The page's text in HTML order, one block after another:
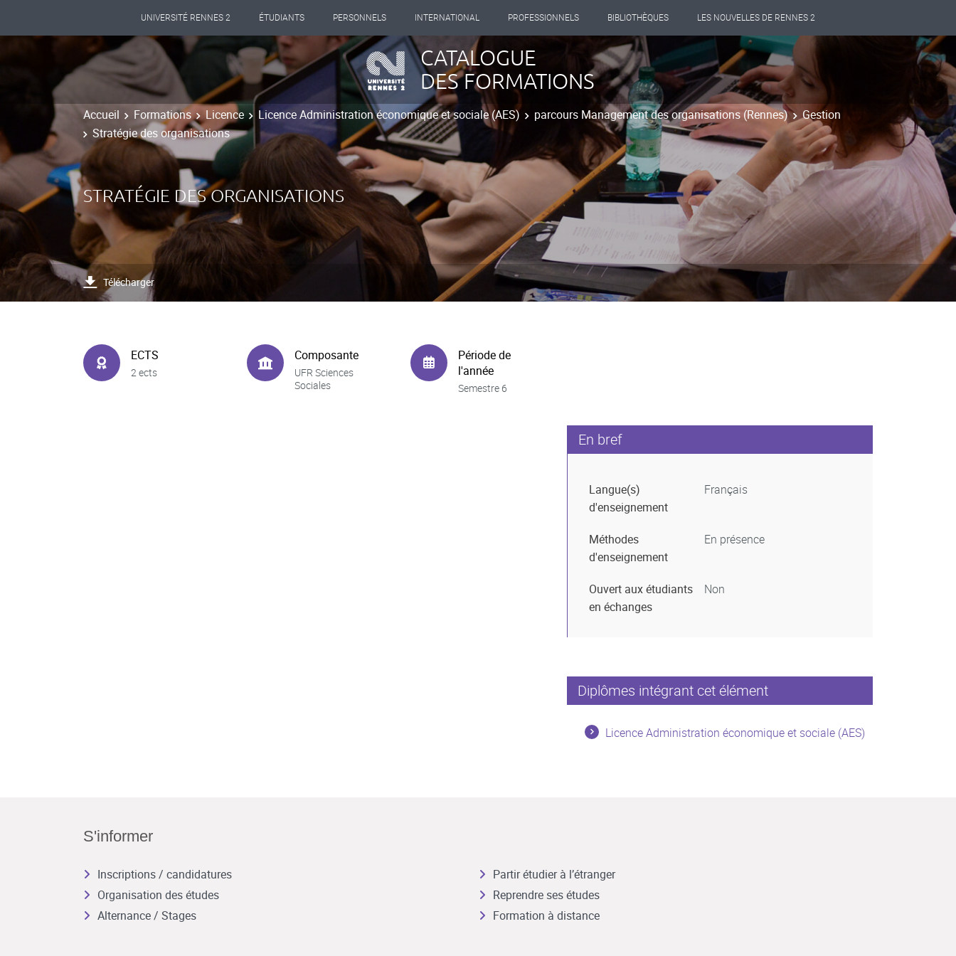
UNIVERSITÉ RENNES 2 ÉTUDIANTS PERSONNELS INTERNATIONAL PROFESSIONNELS BIBLIOTHÈQUES LES NOUVELLES DE RENNES 2
CATALOGUE
DES FORMATIONS
Accueil Formations Licence Licence Administration économique et sociale (AES) parcours Management des organisations (Rennes)
Gestion
Stratégie des organisations
STRATÉGIE DES ORGANISATIONS
Télécharger
ECTS
2 ects
Composante
UFR Sciences
Sociales
Période de
l'année
Semestre 6
En bref
Langue(s)
d'enseignement
Français
Méthodes
d'enseignement
En présence
Ouvert aux étudiants
en échanges
Non
Diplômes intégrant cet élément
Licence Administration économique et sociale (AES)
S'informer
Inscriptions / candidatures
Organisation des études
Alternance / Stages
Partir étudier à l’étranger
Reprendre ses études
Formation à distance